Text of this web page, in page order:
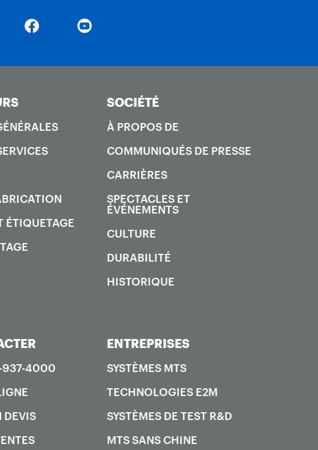
ÉTIQUETAGE
SOCIÉTÉ
À PROPOS DE
COMMUNIQUÉS DE PRESSE
CARRIÈRES
SPECTACLES ET
ÉVÉNEMENTS
CULTURE
DURABILITÉ
HISTORIQUE
937-4000
DEVIS
ENTREPRISES
SYSTÈMES MTS
TECHNOLOGIES E2M
SYSTÈMES DE TEST R&D
MTS SANS CHINE